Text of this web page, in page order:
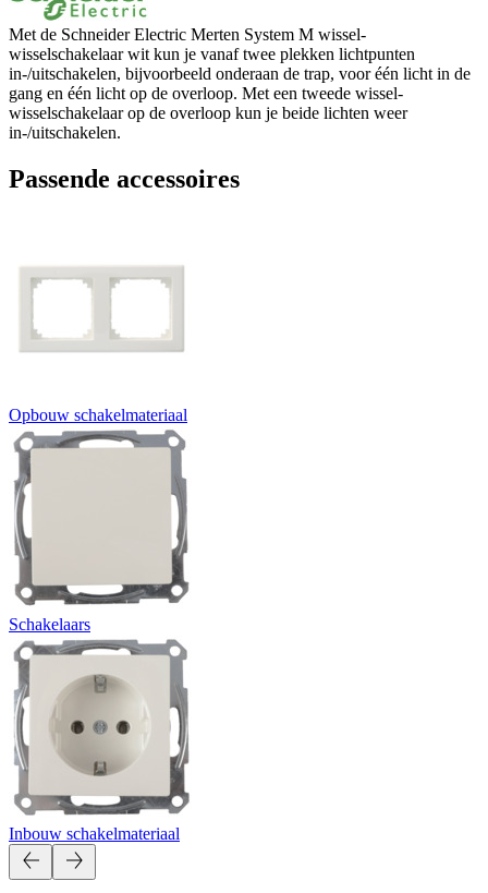
Met de Schneider Electric Merten System M wissel-
wisselschakelaar wit kun je vanaf twee plekken lichtpunten
in-/uitschakelen, bijvoorbeeld onderaan de trap, voor één licht in de
gang en één licht op de overloop. Met een tweede wissel-
wisselschakelaar op de overloop kun je beide lichten weer
in-/uitschakelen.
Passende accessoires
Opbouw schakelmateriaal
Schakelaars
Inbouw schakelmateriaal